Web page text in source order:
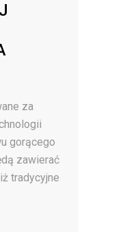
za
gorącego
zawierać
tradycyjne